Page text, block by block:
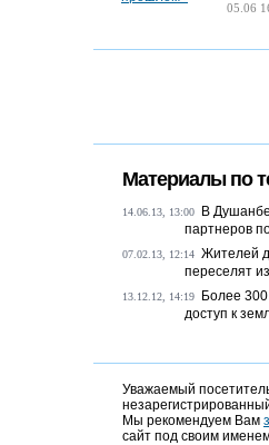
05.06
Материалы по
14.06.13, 13:00
В
партнеров
07.02.13, 12:14 Жителей
переселят
13.12.12, 14:19
Более
доступ к
Уважаемый
Мы рекомендуем Вам
сайт под своим